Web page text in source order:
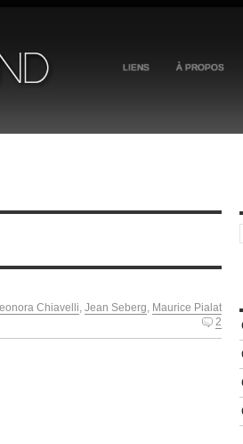
LIENS À PROPOS
Chiavelli, Jean Seberg, Maurice Pialat
2